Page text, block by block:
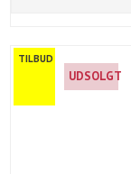
TILBUD
UDSOLGT